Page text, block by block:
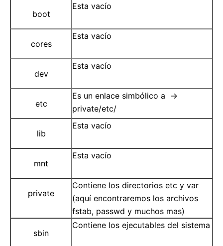
boot
Esta vacío
cores
Esta vacío
dev
Esta vacío
etc
Es un enlace simbólico a ->
private/etc/
lib
Esta vacío
mnt
Esta vacío
private
Contiene los directorios etc y var
(aquí encontraremos los archivos
fstab, passwd y muchos mas)
sbin
Contiene los ejecutables del sistema